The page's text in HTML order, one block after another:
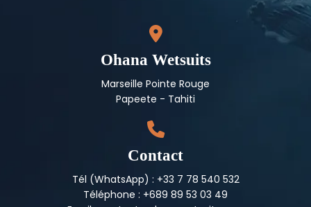
Ohana Wetsuits
Marseille Pointe Rouge
Papeete - Tahiti
Contact
Tél (WhatsApp) : +33 7 78 540 532
Téléphone : +689 89 53 03 49